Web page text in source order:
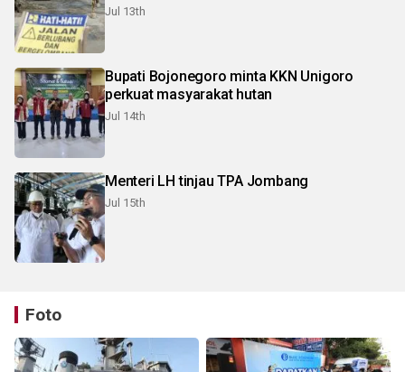
Jul 13th
Bupati Bojonegoro minta KKN Unigoro
perkuat masyarakat hutan
Jul 14th
Menteri LH tinjau TPA Jombang
Jul 15th
Foto